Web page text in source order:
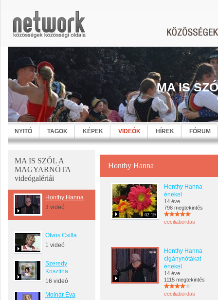
MA IS
NYITÓ TAGOK KÉPEK VIDEÓK HÍREK FÓRUM
MA IS SZÓL A
MAGYARNÓTA
videógalériái
Honthy Hanna
3 videó
Ötvös Csilla
1 videó
Szeredy
Krisztina
16 videó
Molnár Éva
Honthy Hanna
02:19
Honthy Hanna
énekel
14 éve
798 megtekintés
ceciliabordas
Honthy Hanna
cigánynótákat
énekel
14 éve
1115 megtekintés
ceciliabordas